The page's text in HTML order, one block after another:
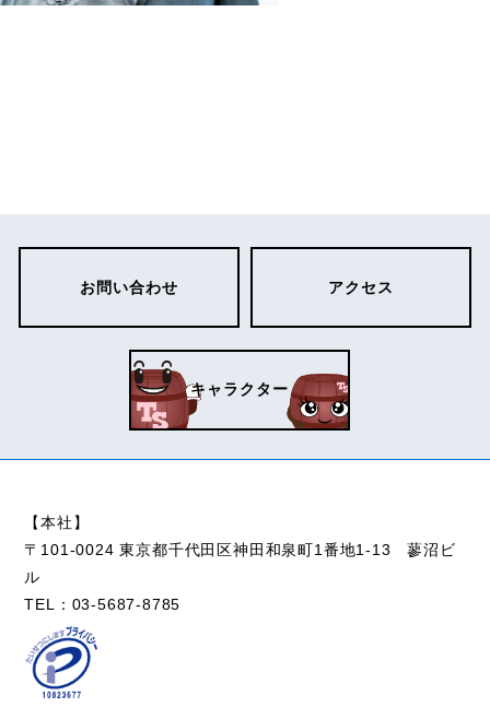
お問い合わせ アクセス
キャラクター
【本社】
〒101-0024 東京都千代田区神田和泉町1番地1-13 蓼沼ビ
ル
TEL： 03-5687-8785